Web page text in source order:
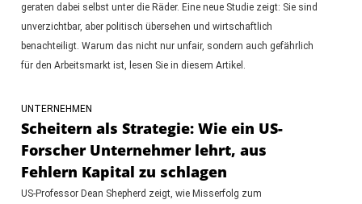
geraten dabei selbst unter die Räder. Eine neue Studie zeigt: Sie sind
unverzichtbar, aber politisch übersehen und wirtschaftlich
benachteiligt. Warum das nicht nur unfair, sondern auch gefährlich
für den Arbeitsmarkt ist, lesen Sie in diesem Artikel.
UNTERNEHMEN
Scheitern als Strategie: Wie ein US-
Forscher Unternehmer lehrt, aus
Fehlern Kapital zu schlagen
US-Professor Dean Shepherd zeigt, wie Misserfolg zum